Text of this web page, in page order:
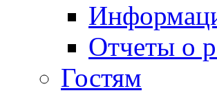
Отчеты о
Гостям